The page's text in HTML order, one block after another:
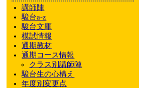
講師陣
駿台a-z
駿台文庫
模試情報
通期教材
通期 コース情報
クラス別講師陣
駿台生の心構え
年度別変更点